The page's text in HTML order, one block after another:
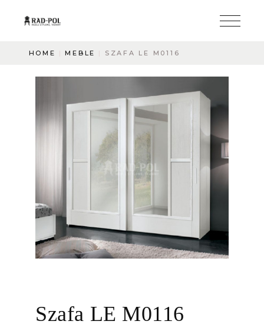
HOME MEBLE SZAFA LE M0116
Szafa LE M0116